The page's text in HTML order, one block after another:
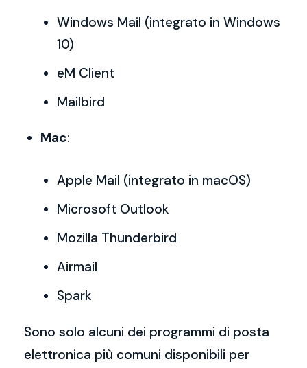
Windows Mail (integrato in Windows
10)
eM Client
Mailbird
Mac:
Apple Mail (integrato in macOS)
Microsoft Outlook
Mozilla Thunderbird
Airmail
Spark
Sono solo alcuni dei programmi di posta
elettronica più comuni disponibili per